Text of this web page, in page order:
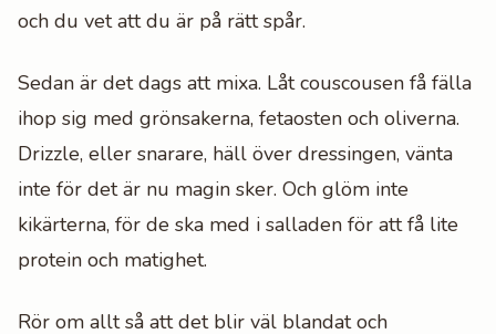
och du vet att du är på rätt spår.
Sedan är det dags att mixa. Låt couscousen få fälla
ihop sig med grönsakerna, fetaosten och oliverna.
Drizzle, eller snarare, häll över dressingen, vänta
inte för det är nu magin sker. Och glöm inte
kikärterna, för de ska med i salladen för att få lite
protein och matighet.
Rör om allt så att det blir väl blandat och